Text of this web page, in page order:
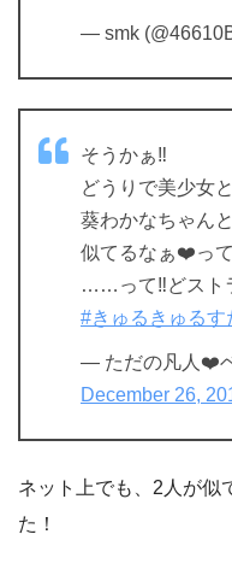
— smk
そうかぁ‼️
どうりで美少女
葵わかなちゃん
似てるなぁ❤️っ
……って‼️どスト
#きゅるきゅるす
— ただの凡人❤️
December 26,
ネット上でも、2人が似
た！